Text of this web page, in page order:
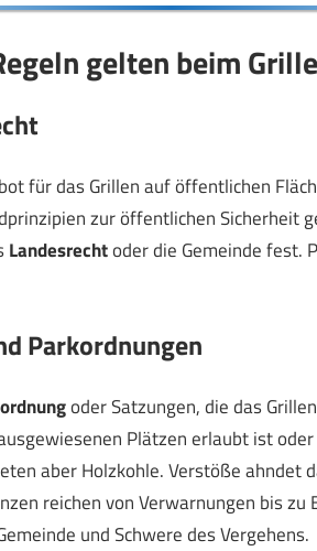
gelten beim
für das Grillen auf öffentlichen
zur öffentlichen Sicherheit
Landesrechtoder die Gemeinde fest.
Parkordnungen
oder Satzungen, die das
Plätzen erlaubt ist
aber Holzkohle. Verstöße ahndet
reichen von Verwarnungen bis
und Schwere des Vergehens.